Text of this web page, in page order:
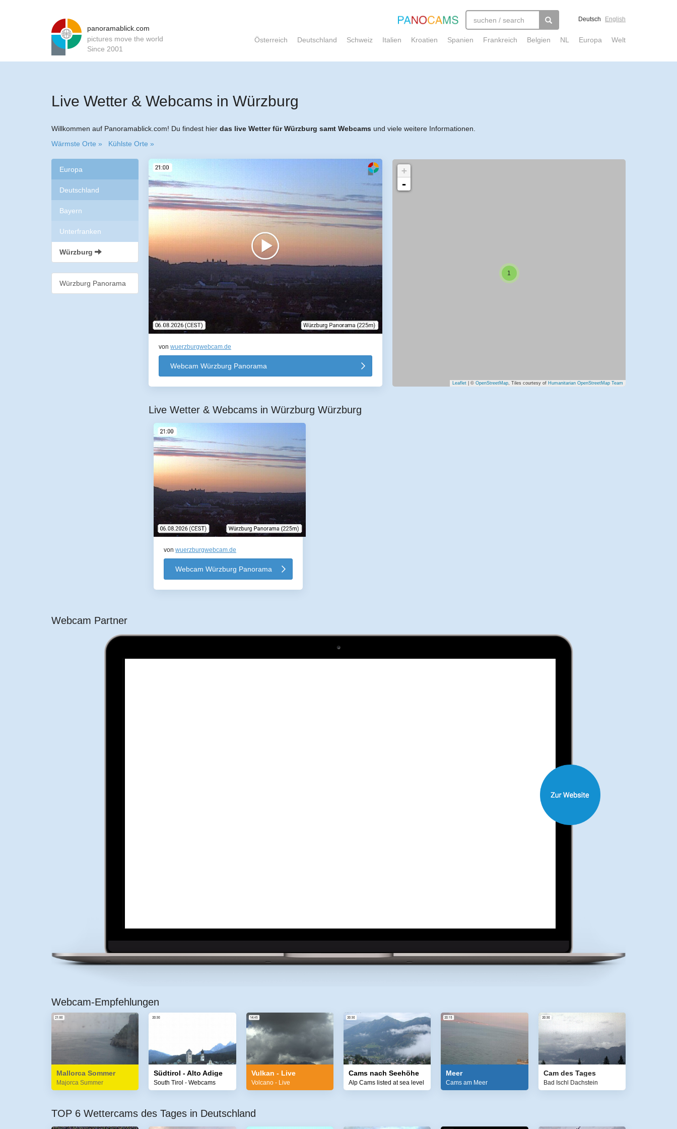
panoramablick.com
pictures move the world
Since 2001
Deutsch English
Österreich Deutschland Schweiz Italien Kroatien Spanien Frankreich Belgien NL Europa Welt
Live Wetter & Webcams in Würzburg
Willkommen auf Panoramablick.com! Du findest hier das live Wetter für Würzburg samt Webcams und viele weitere Informationen.
Wärmste Orte »
Kühlste Orte »
Europa
Deutschland
Bayern
Unterfranken
Würzburg
Würzburg Panorama
vonwuerzburgwebcam.de
Webcam Würzburg Panorama
1
+
-
Leaflet| © OpenStreetMap, Tiles courtesy of Humanitarian OpenStreetMap Team
Live Wetter & Webcams in Würzburg Würzburg
vonwuerzburgwebcam.de
Webcam Würzburg Panorama
Webcam Partner
Webcam-Empfehlungen
Mallorca Sommer
Majorca Summer
Südtirol - Alto Adige
South Tirol - Webcams
Vulkan - Live
Volcano - Live
Cams nach Seehöhe
Alp Cams listed at sea level
Meer
Cams am Meer
Cam des Tages
Bad Ischl Dachstein
TOP 6 Wettercams des Tages in Deutschland